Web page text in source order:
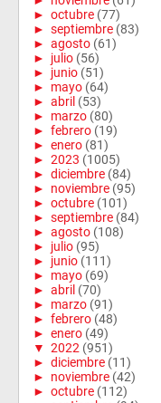
► octubre (77)
► septiembre (83)
► agosto (61)
► julio (56)
► junio (51)
► mayo (64)
► abril (53)
► marzo (80)
► febrero (19)
► enero (81)
► 2023 (1005)
► diciembre (84)
► noviembre (95)
► octubre (101)
► septiembre (84)
► agosto (108)
► julio (95)
► junio (111)
► mayo (69)
► abril (70)
► marzo (91)
► febrero (48)
► enero (49)
▼ 2022 (951)
► diciembre (11)
► noviembre (42)
► octubre (112)